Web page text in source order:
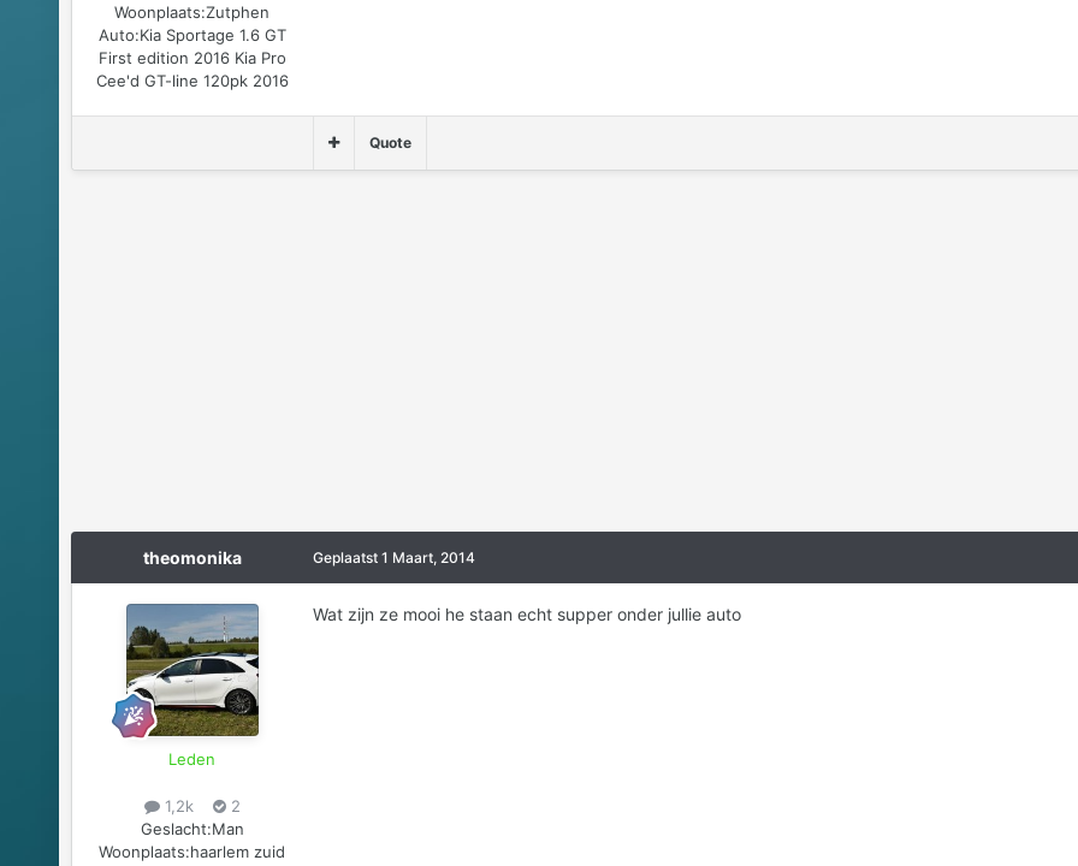
Woonplaats:Zutphen
Auto:Kia Sportage 1.6 GT
First edition 2016 Kia Pro
Cee'd GT-line 120pk 2016
Quote
theomonika
Leden
1,2k
2
Geslacht:Man
Woonplaats:haarlem zuid
Geplaatst 1 Maart, 2014
Wat zijn ze mooi he staan echt supper onder jullie auto